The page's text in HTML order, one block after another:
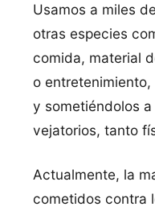
Usamos a miles
otras especies
comida, material
o
y sometiéndolos
vejatorios, tanto
Actualmente, la
cometidos contra